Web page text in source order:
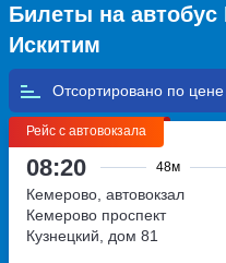
Билеты на
Искитим
Отсортировано по
Рейс с автовокзала
08:20 48м
Кемерово, автовокзал
Кемерово проспект
Кузнецкий, дом 81